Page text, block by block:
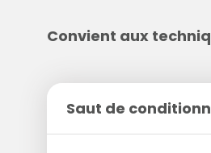
Convient aux
Saut de